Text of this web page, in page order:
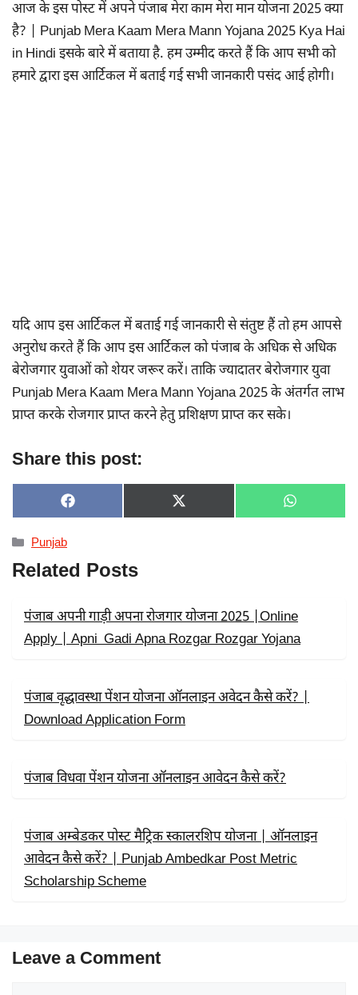
आज के इस पोस्ट में अपने पंजाब मेरा काम मेरा मान योजना 2025 क्या
है? | Punjab Mera Kaam Mera Mann Yojana 2025 Kya Hai
in Hindi इसके बारे में बताया है. हम उम्मीद करते हैं कि आप सभी को
हमारे द्वारा इस आर्टिकल में बताई गई सभी जानकारी पसंद आई होगी।
यदि आप इस आर्टिकल में बताई गई जानकारी से संतुष्ट हैं तो हम आपसे
अनुरोध करते हैं कि आप इस आर्टिकल को पंजाब के अधिक से अधिक
बेरोजगार युवाओं को शेयर जरूर करें। ताकि ज्यादातर बेरोजगार युवा
Punjab Mera Kaam Mera Mann Yojana 2025 के अंतर्गत लाभ
प्राप्त करके रोजगार प्राप्त करने हेतु प्रशिक्षण प्राप्त कर सके।
Share this post:
SHARE
ON
F
A
B
O
SHARE
ON
X
(
R
SHARE
ON
W
H
Categories
Punjab
Related Posts
पंजाब अपनी गाड़ी अपना रोजगार योजना 2025 |Online
Apply | Apni Gadi Apna Rozgar Rozgar Yojana
पंजाब वृद्धावस्था पेंशन योजना ऑनलाइन अवेदन कैसे करें? |
Download Application Form
पंजाब विधवा पेंशन योजना ऑनलाइन आवेदन कैसे करें?
पंजाब अम्बेडकर पोस्ट मैट्रिक स्कालरशिप योजना | ऑनलाइन
आवेदन कैसे करें? | Punjab Ambedkar Post Metric
Scholarship Scheme
Leave a Comment